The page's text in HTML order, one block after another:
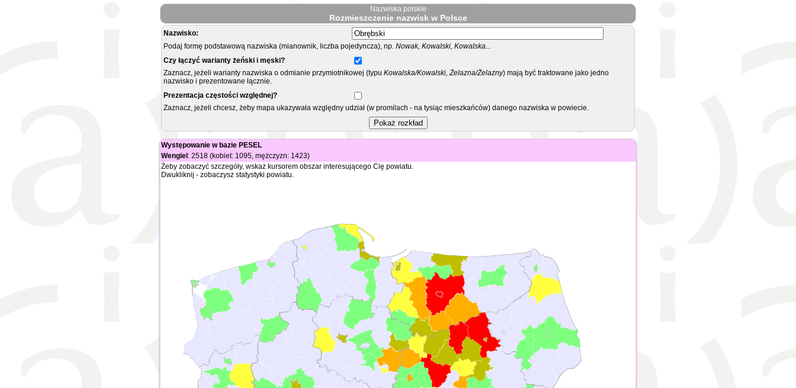
Nazwiska polskie
Rozmieszczenie nazwisk w Polsce
Nazwisko:
Podaj formę podstawową nazwiska (mianownik, liczba pojedyncza), np. Nowak, Kowalski, Kowalska...
Czy łączyć warianty żeński i męski?
Zaznacz, jeżeli warianty nazwiska o odmianie przymiotnikowej (typu Kowalska/Kowalski, Żelazna/Żelazny) mają być traktowane jako jedno
nazwisko i prezentowane łącznie.
Prezentacja częstości względnej?
Zaznacz, jeżeli chcesz, żeby mapa ukazywała względny udział (w promilach - na tysiąc mieszkańców) danego nazwiska w powiecie.
Występowanie w bazie PESEL
Wengiel : 2518 (kobiet: 1095, mężczyzn: 1423)
Żeby zobaczyć szczegóły, wskaż kursorem obszar interesującego Cię powiatu.
Dwukliknij - zobaczysz statystyki powiatu.